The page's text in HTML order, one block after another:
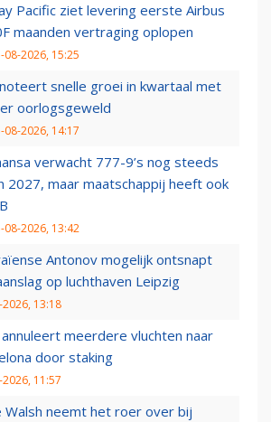
Pacific ziet levering eerste Airbus
maanden vertraging oplopen
08-2026, 15:25
noteert snelle groei in kwartaal met
oorlogsgeweld
08-2026, 14:17
verwacht 777-9’s nog steeds
2027, maar maatschappij heeft ook
08-2026, 13:42
Antonov mogelijk ontsnapt
op luchthaven Leipzig
2026, 13:18
annuleert meerdere vluchten naar
door staking
11:57
Walsh neemt het roer over bij